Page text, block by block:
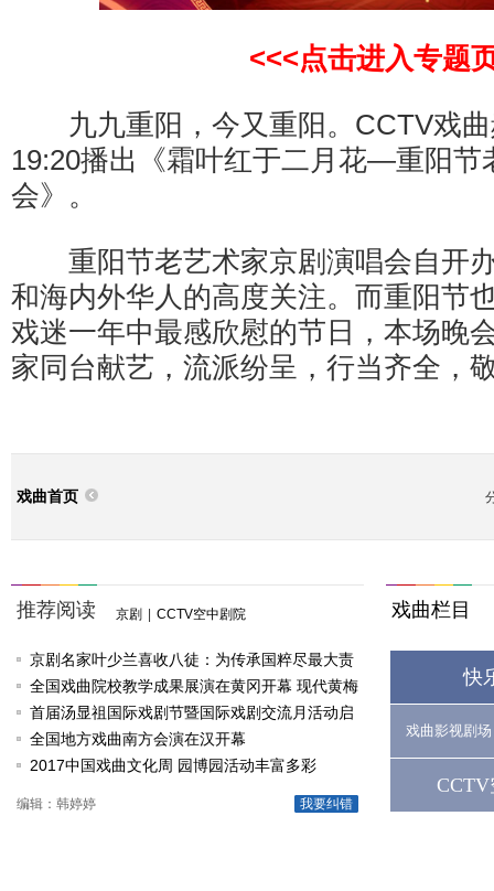
<<<点击进入专题
九九重阳，今又重阳。CCTV戏曲
19:20播出《霜叶红于二月花—重阳节
会》。
重阳节老艺术家京剧演唱会自开
和海内外华人的高度关注。而重阳节
戏迷一年中最感欣慰的节日，本场晚
家同台献艺，流派纷呈，行当齐全，
戏曲首页
推荐阅读 京剧 | CCTV空中剧院
京剧名家叶少兰喜收八徒：为传承国粹尽最大责
任
全国戏曲院校教学成果展演在黄冈开幕 现代黄梅
戏《槐花谣》倾情..
首届汤显祖国际戏剧节暨国际戏剧交流月活动启
动
全国地方戏曲南方会演在汉开幕
2017中国戏曲文化周 园博园活动丰富多彩
我要纠错
编辑：韩婷婷
戏曲栏目
快
戏曲影视剧场